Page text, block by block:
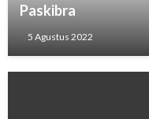
Paskibra
5 Agustus 2022